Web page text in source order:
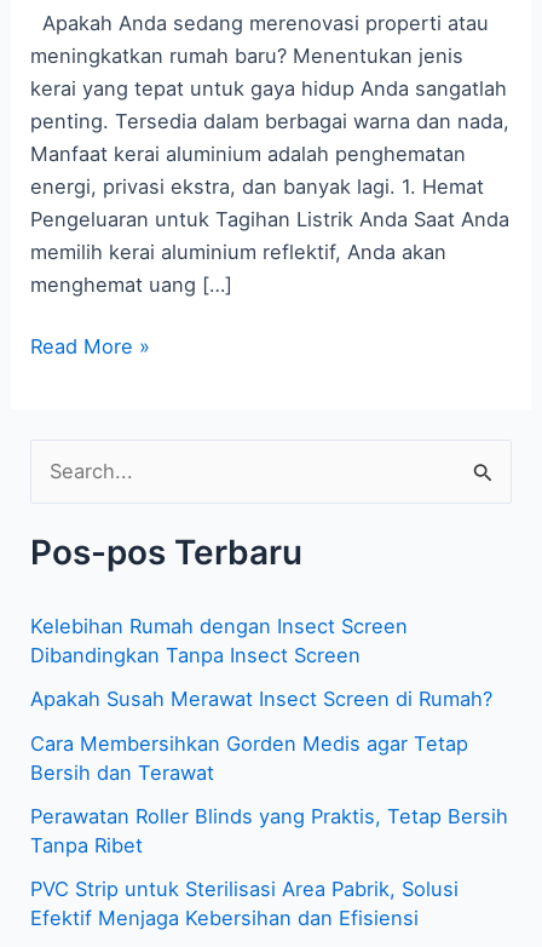
Apakah Anda sedang merenovasi properti atau
meningkatkan rumah baru? Menentukan jenis
kerai yang tepat untuk gaya hidup Anda sangatlah
penting. Tersedia dalam berbagai warna dan nada,
Manfaat kerai aluminium adalah penghematan
energi, privasi ekstra, dan banyak lagi. 1. Hemat
Pengeluaran untuk Tagihan Listrik Anda Saat Anda
memilih kerai aluminium reflektif, Anda akan
menghemat uang […]
Harus
Anda
Ketahui!
Read More »
r
u
n
t
u
k
:
Pos-pos Terbaru
Kelebihan Rumah dengan Insect Screen
Dibandingkan Tanpa Insect Screen
Apakah Susah Merawat Insect Screen di Rumah?
Cara Membersihkan Gorden Medis agar Tetap
Bersih dan Terawat
Perawatan Roller Blinds yang Praktis, Tetap Bersih
Tanpa Ribet
PVC Strip untuk Sterilisasi Area Pabrik, Solusi
Efektif Menjaga Kebersihan dan Efisiensi